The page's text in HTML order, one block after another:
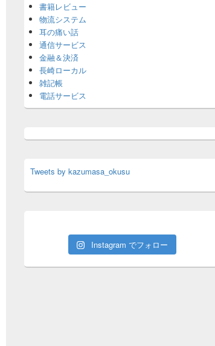
書籍レビュー
物流システム
耳の痛い話
通信サービス
金融＆決済
長崎ローカル
雑記帳
電話サービス
Tweets by kazumasa_okusu
Instagram でフォロー